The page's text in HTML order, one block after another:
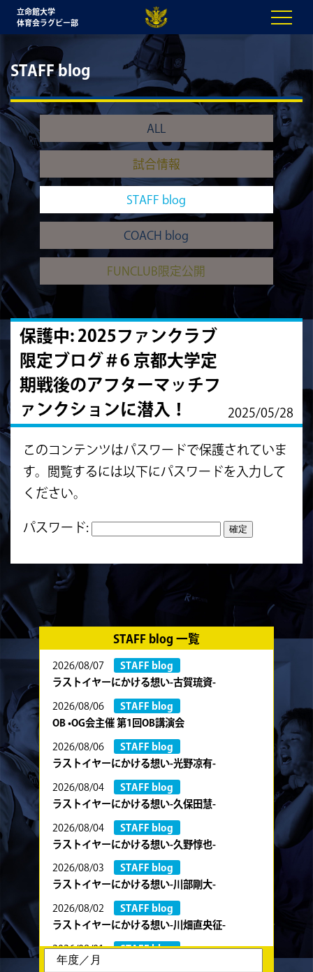
立命館大学
体育会ラグビー部
STAFF blog
ALL
試合情報
STAFF blog
COACH blog
FUNCLUB限定公開
保護中: 2025ファンクラブ
限定ブログ＃6 京都大学定
期戦後のアフターマッチフ
ァンクションに潜入！
2025/05/28
このコンテンツはパスワードで保護されていま
す。閲覧するには以下にパスワードを入力して
ください。
パスワード:
STAFF blog 一覧
2026/08/07
STAFF blog
ラストイヤーにかける想い-古賀琉資-
2026/08/06
STAFF blog
OB •OG会主催 第1回OB講演会
2026/08/06
STAFF blog
ラストイヤーにかける想い-光野凉有-
2026/08/04
STAFF blog
ラストイヤーにかける想い-久保田慧-
2026/08/04
STAFF blog
ラストイヤーにかける想い-久野惇也-
2026/08/03
STAFF blog
ラストイヤーにかける想い-川部剛大-
2026/08/02
STAFF blog
ラストイヤーにかける想い-川畑直央征-
2026/08/01
STAFF blog
ラストイヤーにかける想い-香山創祐-